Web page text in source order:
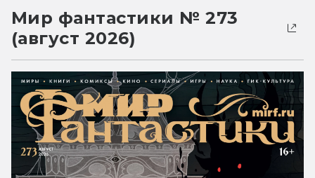
Мир фантастики № 273
(август 2026)